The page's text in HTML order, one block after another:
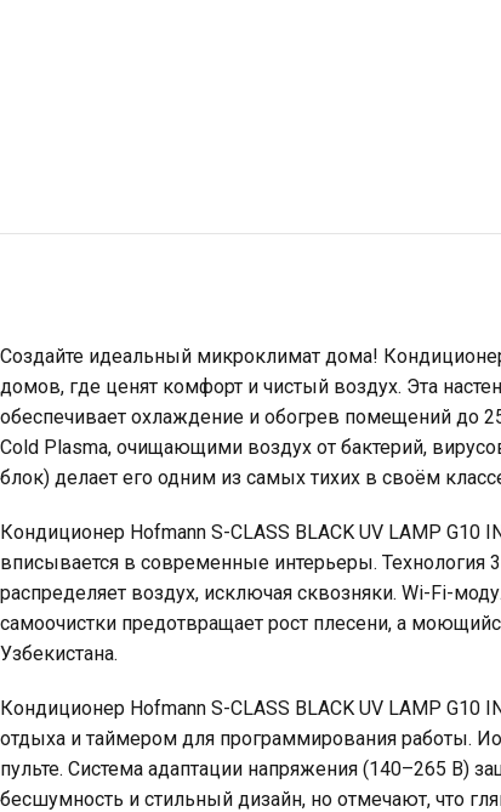
Создайте идеальный микроклимат дома!
домов, где ценят комфорт и чистый воздух. Эта
обеспечивает охлаждение и обогрев помещений до
Cold Plasma, очищающими воздух от бактерий,
блок) делает его одним из самых тихих в своём
Кондиционер Hofmann S-CLASS BLACK UV LAMP
вписывается в современные интерьеры.
распределяет воздух, исключая сквозняки. Wi-Fi-
самоочистки предотвращает рост плесени, а
Узбекистана.
Кондиционер Hofmann S-CLASS BLACK UV LAMP
отдыха и таймером для программирования работы.
пульте. Система адаптации напряжения (140–265 В)
бесшумность и стильный дизайн, но отмечают, что